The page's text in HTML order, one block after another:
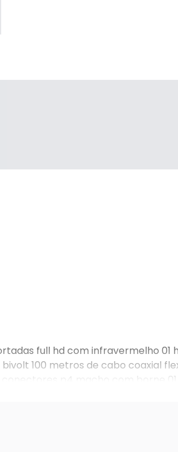
full hd com infravermelho 01
100 metros de cabo coaxial
p4 macho com borne 01